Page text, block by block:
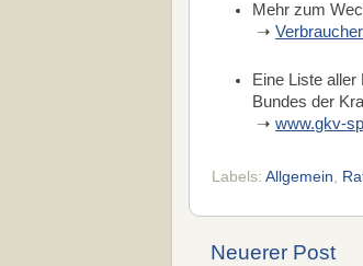
Mehr zum
➝
Eine Liste
Bundes der
➝www.gkv-
Labels: Allgemein,
Neuerer Post